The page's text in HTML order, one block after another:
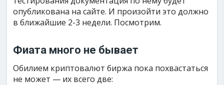
опубликована на сайте. И произойти это должно
в ближайшие 2-3 недели. Посмотрим.
Фиата много не бывает
Обилием криптовалют биржа пока похвастаться
не может — их всего две: